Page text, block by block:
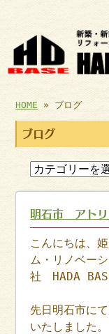
HOME » ブログ
ブログ
明石市 アト
こんにちは、
ム・リノベー
社 HADA
先日明石市に
いたしました。